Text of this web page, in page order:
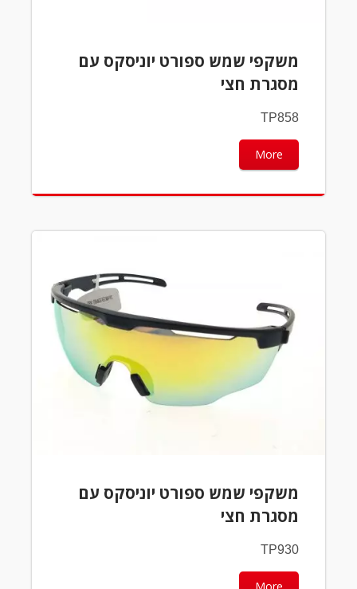
משקפי שמש ספורט יוניסקס עם
מסגרת חצי
TP858
More
משקפי שמש ספורט יוניסקס עם
מסגרת חצי
TP930